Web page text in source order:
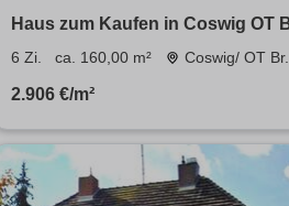
Haus zum Kaufen in Coswig OT
465.000 € 160 m²
6 Zi. ca. 160,00 m² Coswig/ OT
2.906 €/m²